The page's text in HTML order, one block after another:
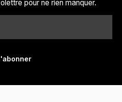
pour ne rien manquer.